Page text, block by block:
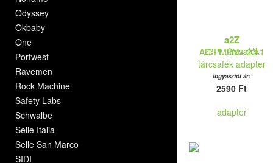
Odyssey
Okbaby
One
Portwest
Ravemen
Rock Machine
Safety Labs
Schwalbe
Selle Italia
Selle San Marco
SIDI
a2Z
AD-PMPM+ 23-1
tárcsafék adapter
fogyasztói ár:
2590 Ft